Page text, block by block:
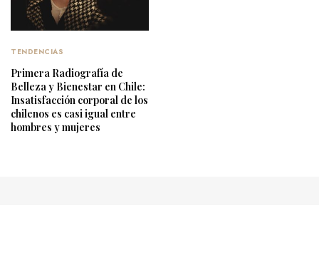
TENDENCIAS
Primera Radiografía de
Belleza y Bienestar en Chile:
Insatisfacción corporal de los
chilenos es casi igual entre
hombres y mujeres